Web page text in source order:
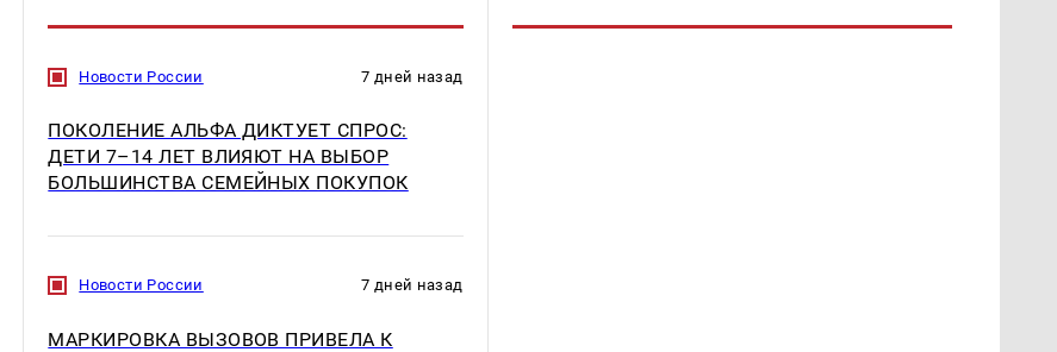
Новости России 7 дней назад
ПОКОЛЕНИЕ АЛЬФА ДИКТУЕТ СПРОС:
ДЕТИ 7–14 ЛЕТ ВЛИЯЮТ НА ВЫБОР
БОЛЬШИНСТВА СЕМЕЙНЫХ ПОКУПОК
Новости России 7 дней назад
МАРКИРОВКА ВЫЗОВОВ ПРИВЕЛА К